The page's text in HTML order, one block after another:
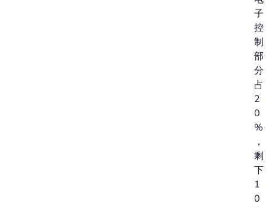
子
控
制
部
分
占
2
0
%
，
剩
下
1
0